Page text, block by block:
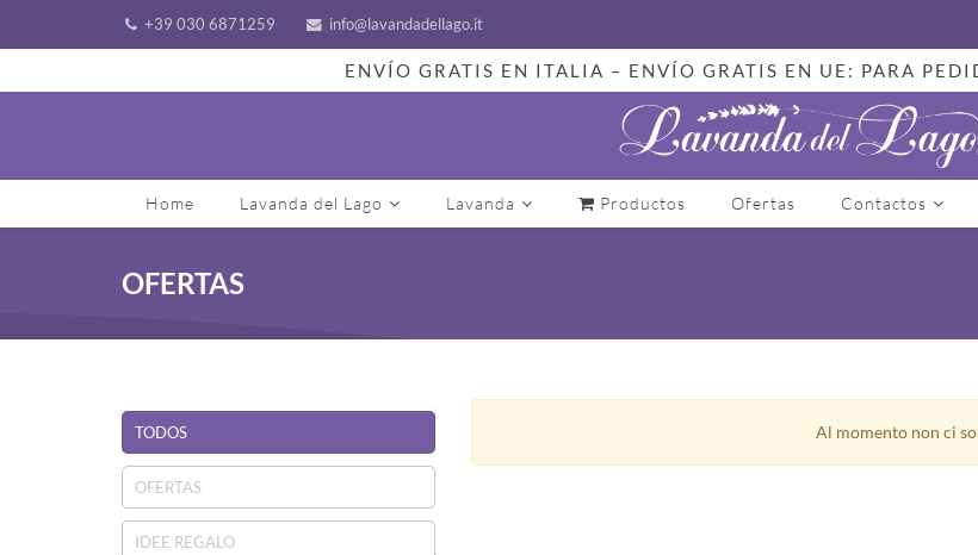
+39 030 6871259 info@lavandadellago.it
ENVÍO GRATIS EN ITALIA – ENVÍO GRATIS EN UE: PARA
Home Lavanda del Lago Lavanda Productos Ofertas Contactos
OFERTAS
TODOS
OFERTAS
IDEE REGALO
Al momento non ci